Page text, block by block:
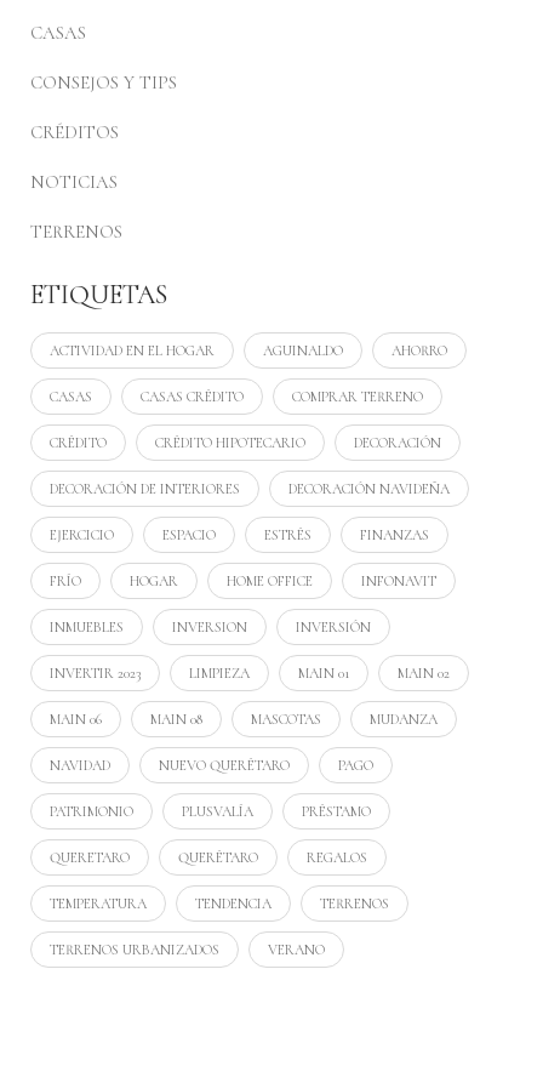
CASAS
CONSEJOS Y TIPS
CRÉDITOS
NOTICIAS
TERRENOS
ETIQUETAS
ACTIVIDAD EN EL HOGAR AGUINALDO AHORRO
CASAS CASAS CRÉDITO COMPRAR TERRENO
CRÉDITO CRÉDITO HIPOTECARIO DECORACIÓN
DECORACIÓN DE INTERIORES DECORACIÓN NAVIDEÑA
EJERCICIO ESPACIO ESTRÉS FINANZAS
FRÍO HOGAR HOME OFFICE INFONAVIT
INMUEBLES INVERSION INVERSIÓN
INVERTIR 2023 LIMPIEZA MAIN 01 MAIN 02
MAIN 06 MAIN 08 MASCOTAS MUDANZA
NAVIDAD NUEVO QUERÉTARO PAGO
PATRIMONIO PLUSVALÍA PRÉSTAMO
QUERETARO QUERÉTARO REGALOS
TEMPERATURA TENDENCIA TERRENOS
TERRENOS URBANIZADOS VERANO